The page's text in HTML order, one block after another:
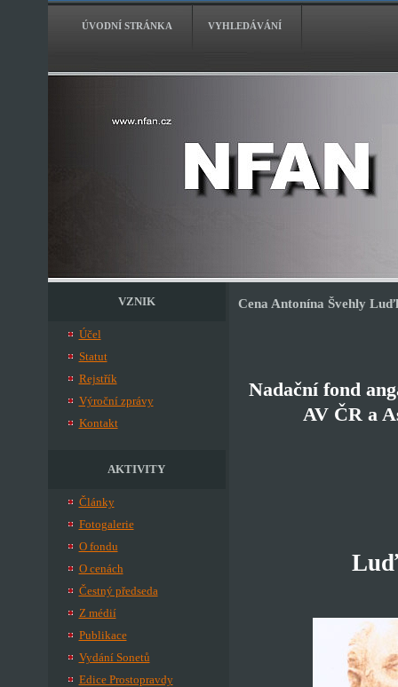
ÚVODNÍ STRÁNKA VYHLEDÁVÁNÍ
VZNIK
Účel
Statut
Rejstřík
Výroční zprávy
Kontakt
AKTIVITY
Články
Fotogalerie
O fondu
O cenách
Čestný předseda
Z médií
Publikace
Vydání Sonetů
Edice Prostopravdy
Cena Antonína Švehly
Nadační fond
AV ČR a